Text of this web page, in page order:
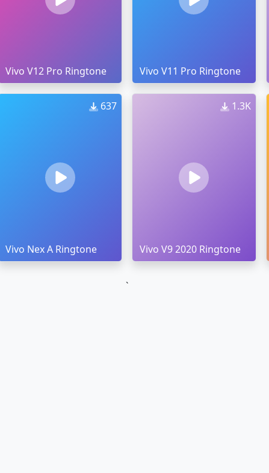
Vivo V12 Pro Ringtone Vivo V11 Pro Ringtone
637
Vivo Nex A Ringtone
1.3K
Vivo V9 2020 Ringtone
`